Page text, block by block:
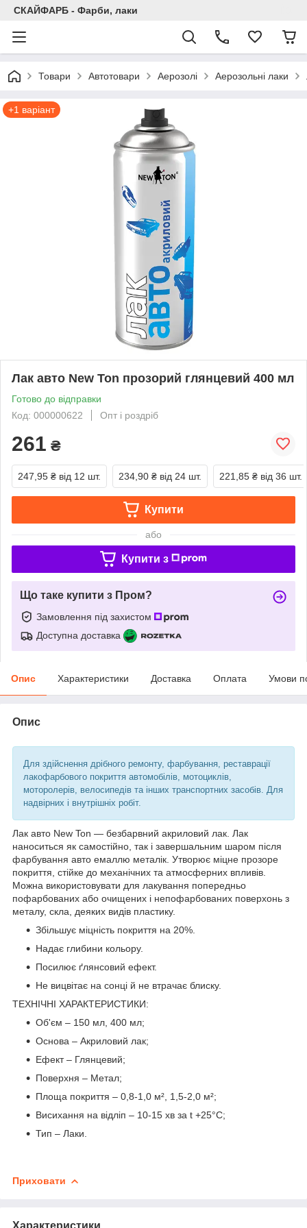
СКАЙФАРБ - Фарби, лаки
Товари Автотовари Аерозолі Аерозольні лаки
+1 варіант
Лак авто New Ton прозорий глянцевий 400 мл
Готово до відправки
Код: 000000622
Опт і роздріб
261 ₴
247,95 ₴ від 12 шт. 234,90 ₴ від 24 шт. 221,85 ₴ від 36 шт.
Купити
або
Купити з
Що таке купити з Пром?
Замовлення під захистом
Доступна доставка
Опис Характеристики Доставка Оплата Умови
Опис
Для здійснення дрібного ремонту, фарбування, реставрації
лакофарбового покриття автомобілів, мотоциклів,
моторолерів, велосипедів та інших транспортних засобів. Для
надвірних і внутрішніх робіт.
Лак авто New Ton — безбарвний акриловий лак. Лак
наноситься як самостійно, так і завершальним шаром після
фарбування авто емаллю металік. Утворює міцне прозоре
покриття, стійке до механічних та атмосферних впливів.
Можна використовувати для лакування попередньо
пофарбованих або очищених і непофарбованих поверхонь з
металу, скла, деяких видів пластику.
Збільшує міцність покриття на 20%.
Надає глибини кольору.
Посилює ґлянсовий ефект.
Не вицвітає на сонці й не втрачає блиску.
ТЕХНІЧНІ ХАРАКТЕРИСТИКИ:
Об'єм – 150 мл, 400 мл;
Основа – Акриловий лак;
Eфект – Глянцевий;
Поверхня – Метал;
Площа покриття – 0,8-1,0 м², 1,5-2,0 м²;
Висихання на відліп – 10-15 хв за t +25°С;
Тип – Лаки.
Приховати
Характеристики